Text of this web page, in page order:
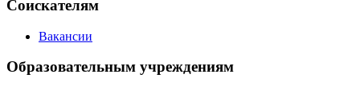
Соискателям
Вакансии
Образовательным учреждениям